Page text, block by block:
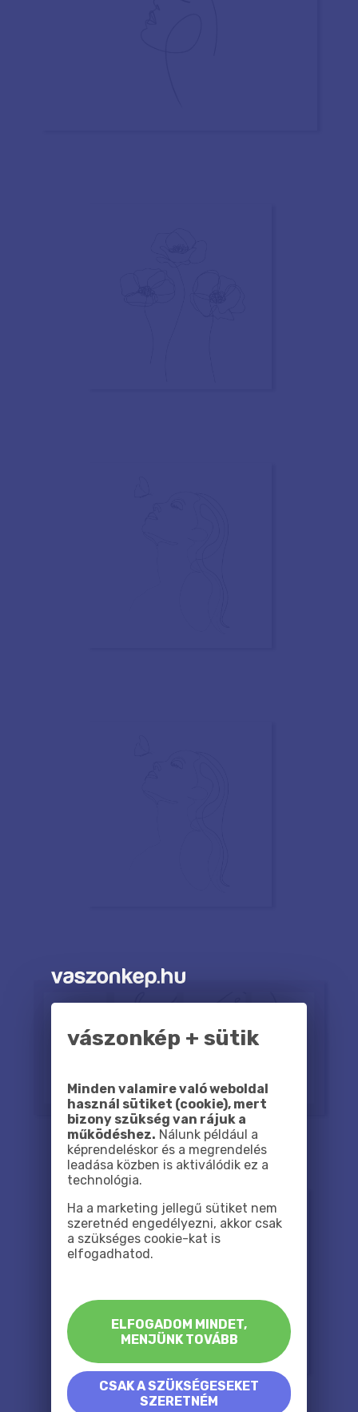
vászonkép + sütik
Minden valamire való weboldal
használ sütiket (cookie), mert
bizony szükség van rájuk a
működéshez. Nálunk például a
képrendeléskor és a megrendelés
leadása közben is aktiválódik ez a
technológia.
Ha a marketing jellegű sütiket nem
szeretnéd engedélyezni, akkor csak
a szükséges cookie-kat is
elfogadhatod.
ELFOGADOM MINDET,
MENJÜNK TOVÁBB
CSAK A SZÜKSÉGESEKET
SZERETNÉM